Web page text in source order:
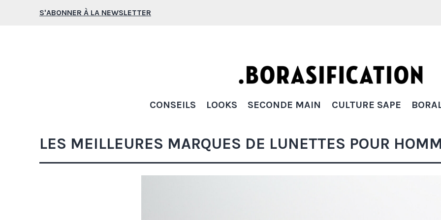
S'ABONNER À LA NEWSLETTER
Borasification
CONSEILS LOOKS SECONDE MAIN CULTURE SAPE
LES MEILLEURES MARQUES DE LUNETTES POUR